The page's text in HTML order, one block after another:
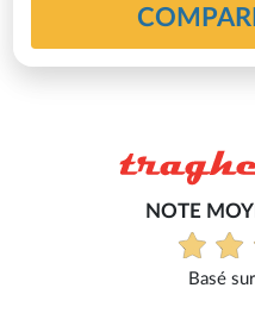
NOTE
Basé sur